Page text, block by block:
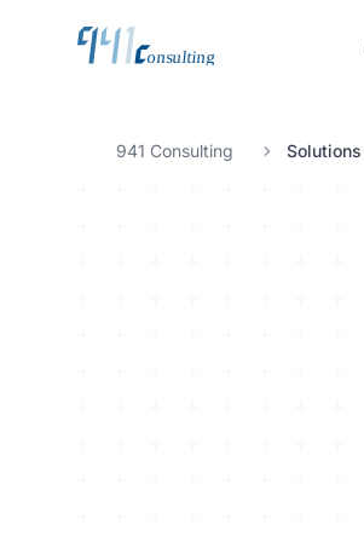
941 Consulting Solutions